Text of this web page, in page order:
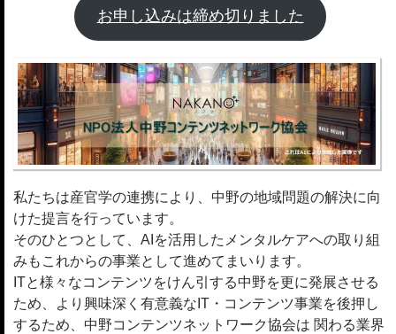
お申し込みは締め切りました
私たちは産官学の連携により、中野の地域問題の解決に向
けた提言を行っています。
そのひとつとして、AIを活用したメンタルケアへの取り組
みもこれからの事業として進めてまいります。
ITと様々なコンテンツをけん引する中野を更に発展させる
ため、より興味深く有意義なIT・コンテンツ事業を後押し
するため、中野コンテンツネットワーク協会は 関わる業界